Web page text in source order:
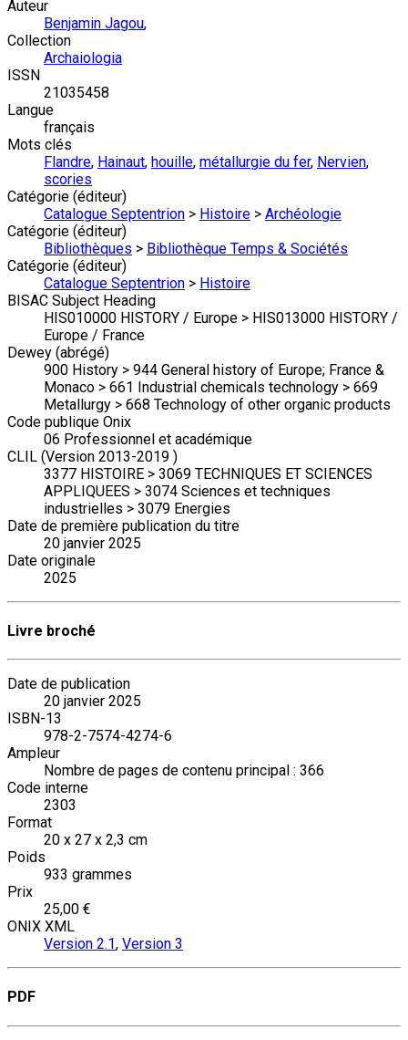
Auteur
Benjamin Jagou,
Collection
Archaiologia
ISSN
21035458
Langue
français
Mots clés
Flandre, Hainaut, houille, métallurgie du fer, Nervien,
scories
Catégorie (éditeur)
Catalogue Septentrion > Histoire > Archéologie
Catégorie (éditeur)
Bibliothèques > Bibliothèque Temps & Sociétés
Catégorie (éditeur)
Catalogue Septentrion > Histoire
BISAC Subject Heading
HIS010000 HISTORY / Europe > HIS013000 HISTORY /
Europe / France
Dewey (abrégé)
900 History > 944 General history of Europe; France &
Monaco > 661 Industrial chemicals technology > 669
Metallurgy > 668 Technology of other organic products
Code publique Onix
06 Professionnel et académique
CLIL (Version 2013-2019 )
3377 HISTOIRE > 3069 TECHNIQUES ET SCIENCES
APPLIQUEES > 3074 Sciences et techniques
industrielles > 3079 Energies
Date de première publication du titre
20 janvier 2025
Date originale
2025
Livre broché
Date de publication
20 janvier 2025
ISBN-13
978-2-7574-4274-6
Ampleur
Nombre de pages de contenu principal : 366
Code interne
2303
Format
20 x 27 x 2,3 cm
Poids
933 grammes
Prix
25,00 €
ONIX XML
Version 2.1, Version 3
PDF